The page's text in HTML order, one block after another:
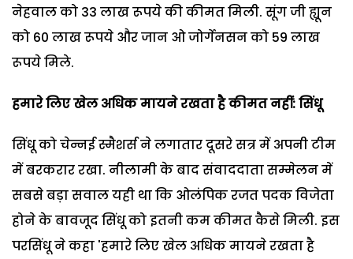
नेहवाल को 33 लाख रूपये की कीमत मिली. सूंग जी ह्यून
को 60 लाख रूपये और जान ओ जोर्गेनसन को 59 लाख
रूपये मिले.
हमारे लिए खेल अधिक मायने रखता है कीमत नहीं: सिंधू
सिंधू को चेन्नई स्मैशर्स ने लगातार दूसरे सत्र में अपनी टीम
में बरकरार रखा. नीलामी के बाद संवाददाता सम्मेलन में
सबसे बड़ा सवाल यही था कि ओलंपिक रजत पदक विजेता
होने के बावजूद सिंधू को इतनी कम कीमत कैसे मिली. इस
परसिंधू ने कहा 'हमारे लिए खेल अधिक मायने रखता है